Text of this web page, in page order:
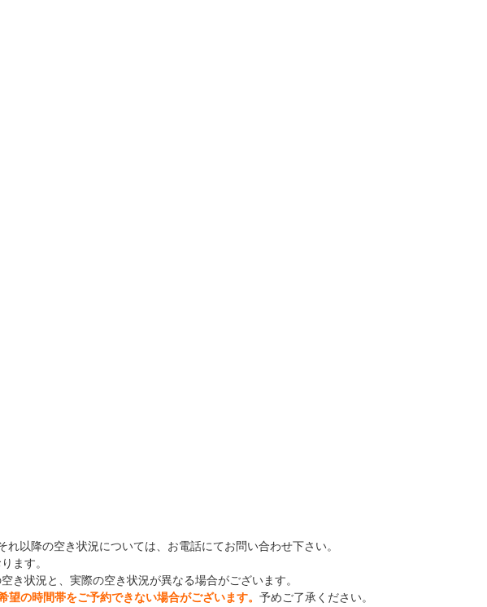
れ以降の空き状況については、お電話にてお問い合わせ下さい。
ます。
き状況と、実際の空き状況が異なる場合がございます。
望の時間帯をご予約できない場合がございます。 予めご了承ください。